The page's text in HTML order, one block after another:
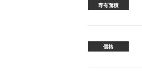
専有面積
価格